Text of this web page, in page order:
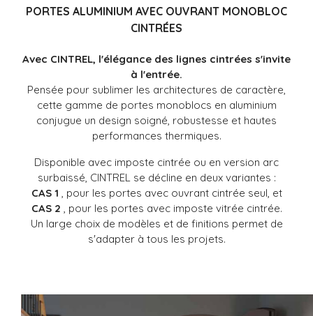
PORTES ALUMINIUM AVEC OUVRANT MONOBLOC
CINTRÉES
Avec CINTREL, l'élégance des lignes cintrées s'invite
à l'entrée.
Pensée pour sublimer les architectures de caractère,
cette gamme de portes monoblocs en aluminium
conjugue un design soigné, robustesse et hautes
performances thermiques.
Disponible avec imposte cintrée ou en version arc
surbaissé, CINTREL se décline en deux variantes :
CAS 1 , pour les portes avec ouvrant cintrée seul, et
CAS 2 , pour les portes avec imposte vitrée cintrée.
Un large choix de modèles et de finitions permet de
s'adapter à tous les projets.